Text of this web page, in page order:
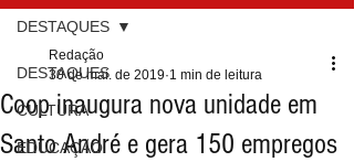
DESTAQUES
CULTURA
EDUCAÇÃO
DESTAQUES
Coop inaugura nova unidade em
Santo André e gera 150 empregos
Redação
30 de mai. de 2019 1 min de leitura